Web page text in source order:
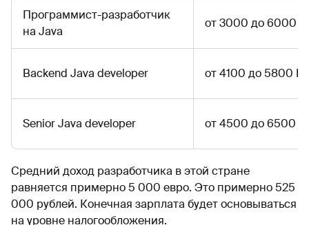
Программист-разработчик
на Java
от 3000 до 6000
Backend Java developer от 4100 до 5800
Senior Java developer от 4500 до 6500
Средний доход разработчика в этой стране
равняется примерно 5 000 евро. Это примерно 525
000 рублей. Конечная зарплата будет основываться
на уровне налогообложения.